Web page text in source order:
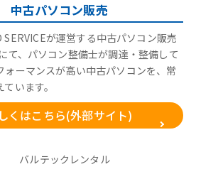
中古パソコン販売
SERVICEが運営する中古パソコン販売
て、パソコン整備士が調達・整備して
ォーマンスが高い中古パソコンを、常
います。
くはこちら(外部サイト)